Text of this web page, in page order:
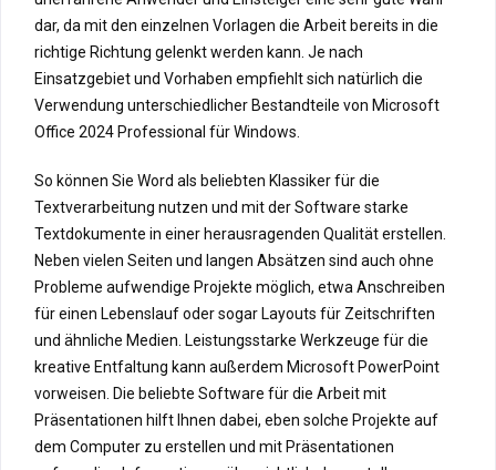
dar, da mit den einzelnen Vorlagen die Arbeit bereits in die
richtige Richtung gelenkt werden kann. Je nach
Einsatzgebiet und Vorhaben empfiehlt sich natürlich die
Verwendung unterschiedlicher Bestandteile von Microsoft
Office 2024 Professional für Windows.
So können Sie Word als beliebten Klassiker für die
Textverarbeitung nutzen und mit der Software starke
Textdokumente in einer herausragenden Qualität erstellen.
Neben vielen Seiten und langen Absätzen sind auch ohne
Probleme aufwendige Projekte möglich, etwa Anschreiben
für einen Lebenslauf oder sogar Layouts für Zeitschriften
und ähnliche Medien. Leistungsstarke Werkzeuge für die
kreative Entfaltung kann außerdem Microsoft PowerPoint
vorweisen. Die beliebte Software für die Arbeit mit
Präsentationen hilft Ihnen dabei, eben solche Projekte auf
dem Computer zu erstellen und mit Präsentationen